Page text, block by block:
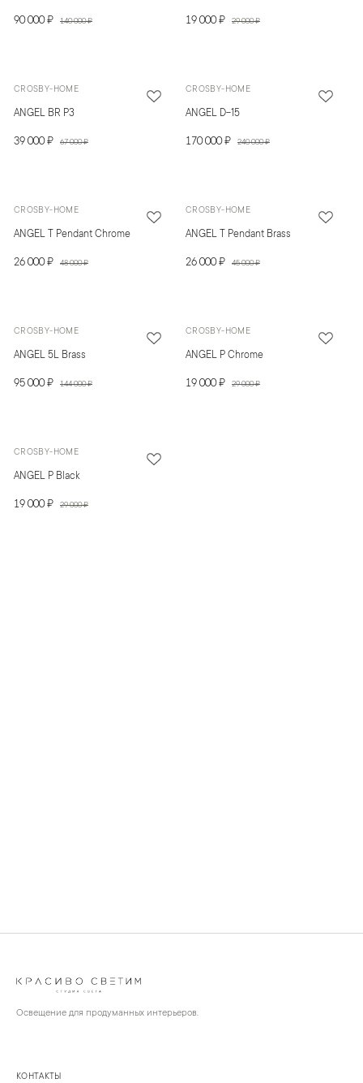
90 000 ₽ 140 000 ₽ 19 000 ₽ 29 000 ₽
CROSBY-HOME
ANGEL BR P3
39 000 ₽ 67 000 ₽
CROSBY-HOME
ANGEL D-15
170 000 ₽ 240 000 ₽
CROSBY-HOME
ANGEL T Pendant Chrome
26 000 ₽ 48 000 ₽
CROSBY-HOME
ANGEL T Pendant Brass
26 000 ₽ 45 000 ₽
CROSBY-HOME
ANGEL 5L Brass
95 000 ₽ 144 000 ₽
CROSBY-HOME
ANGEL P Chrome
19 000 ₽ 29 000 ₽
CROSBY-HOME
ANGEL P Black
19 000 ₽ 29 000 ₽
Освещение для продуманных интерьеров.
КОНТАКТЫ